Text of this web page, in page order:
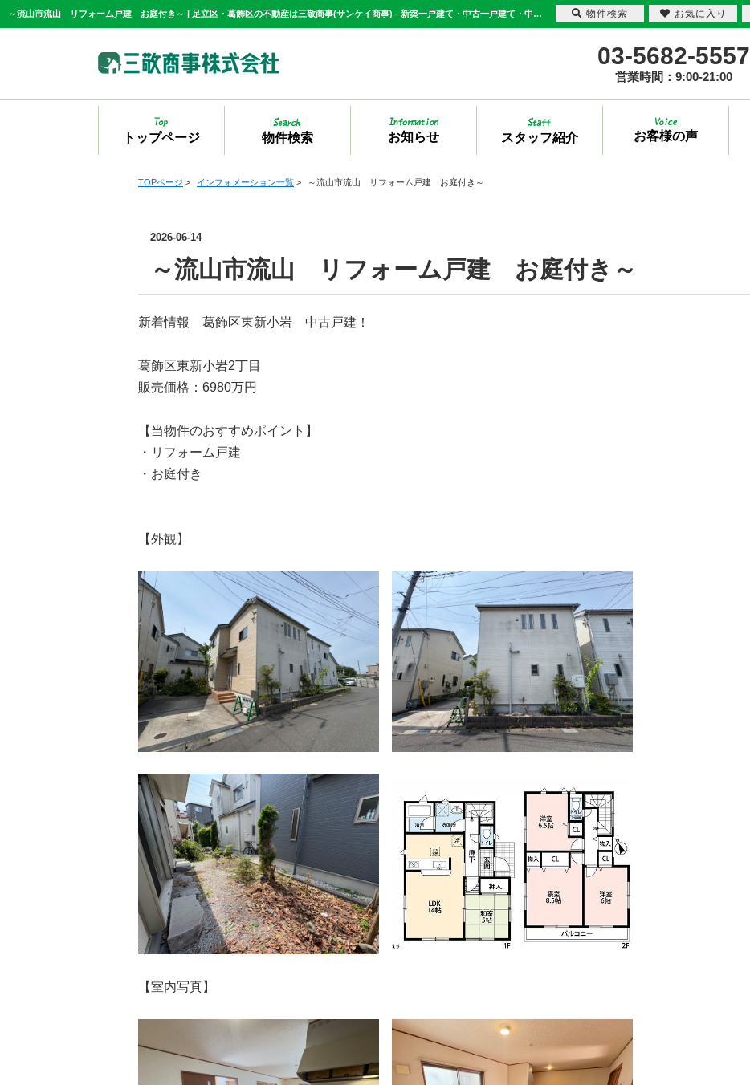
～流山市流山 リフォーム戸建 お庭付き～ | 足立区・葛飾区の不動産は三敬商事(サンケイ商事) - 新築一戸建て・中古一戸建て・中古マンション情報多数取り扱い
03-5682-5557
営業時間：9:00-21:00
トップページ 物件検索 お知らせ スタッフ紹介 お客様の声
TOPページ > インフォメーション一覧 > ～流山市流山 リフォーム戸建 お庭付き～
2026-06-14
～流山市流山 リフォーム戸建 お庭付き～
新着情報 葛飾区東新小岩 中古戸建！
葛飾区東新小岩2丁目
販売価格：6980万円
【当物件のおすすめポイント】
・リフォーム戸建
・お庭付き
【外観】
【室内写真】
物件検索 お気に入り